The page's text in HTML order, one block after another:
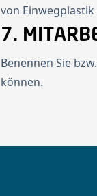
von
7.
Benennen Sie
können.